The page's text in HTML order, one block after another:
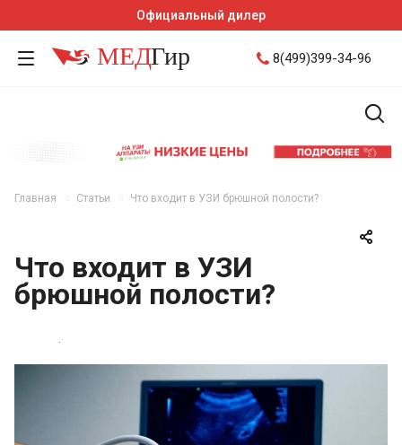
Официальный дилер
8(499)399-34-96
Главная Статьи Что входит в УЗИ брюшной полости?
Что входит в УЗИ
брюшной полости?